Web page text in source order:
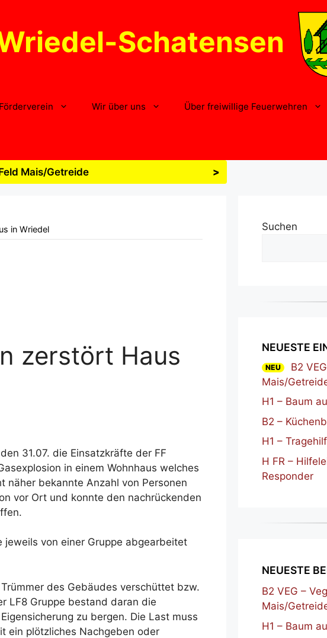
Schatensen
Förderverein Wir über uns Über freiwillige Feuerwehren
Mais/Getreide >
in Wriedel
zerstört Haus
31.07. die Einsatzkräfte der FF
in einem Wohnhaus welches
bekannte Anzahl von Personen
vor Ort und konnte den nachrückenden
von einer Gruppe abgearbeitet
des Gebäudes verschüttet bzw.
LF8 Gruppe bestand daran die
zu bergen. Die Last muss
ein plötzliches Nachgeben oder
Suchen
NEUESTE
NEU
B2
Mais/
H1 – Baum
B2 –
H1 –
H FR –
Responder
NEUESTE
B2 VEG –
Mais/
H1 – Baum